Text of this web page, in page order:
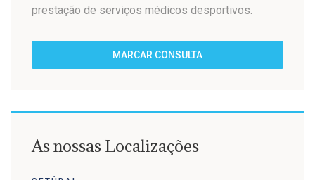
prestação de serviços médicos desportivos.
MARCAR CONSULTA
As nossas Localizações